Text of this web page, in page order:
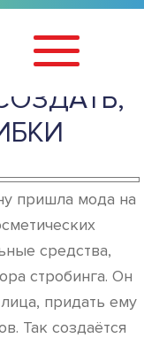
ЧТО
пришла мода на
средства,
стробинга. Он
придать ему
Так создаётся